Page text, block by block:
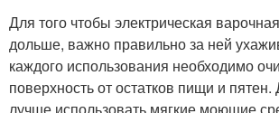
Для того чтобы электрическая
дольше, важно правильно за ней
каждого использования необходимо
поверхность от остатков пищи и пятен.